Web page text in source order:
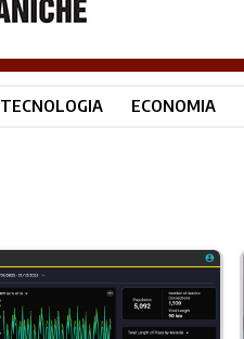
TECNOLOGIA ECONOMIA